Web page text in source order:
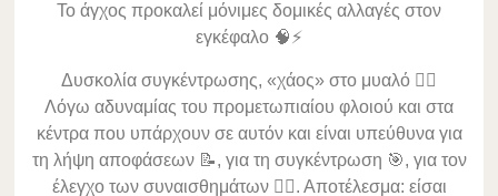
Το άγχος προκαλεί μόνιμες δομικές αλλαγές στον
εγκέφαλο 🧠⚡
Δυσκολία συγκέντρωσης, «χάος» στο μυαλό 😵‍💫
Λόγω αδυναμίας του προμετωπιαίου φλοιού και στα
κέντρα που υπάρχουν σε αυτόν και είναι υπεύθυνα για
τη λήψη αποφάσεων 📝, για τη συγκέντρωση 🎯, για τον
έλεγχο των συναισθημάτων ❤️‍🔥. Αποτέλεσμα: είσαι